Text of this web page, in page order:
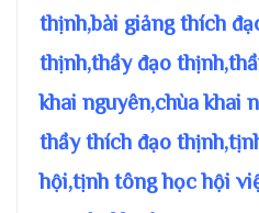
thịnh,bài giảng thích
thịnh,thầy đạo
khai nguyên,chùa khai
thầy thích đạo
hội,tịnh tông học hội